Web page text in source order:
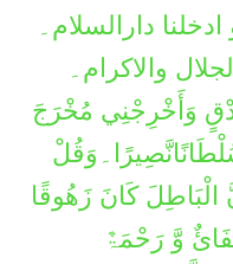
دارالسلام۔
والاکرام۔
وَأَخْرِجْنِي مُخْرَجَ
كَانَ زَهُوقًا
وَّ رَحْمَۃٌ